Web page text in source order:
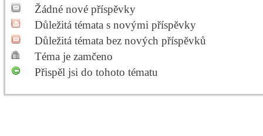
Žádné nové příspěvky
Důležitá témata s novými příspěvky
Důležitá témata bez nových příspěvků
Téma je zamčeno
Přispěl jsi do tohoto tématu